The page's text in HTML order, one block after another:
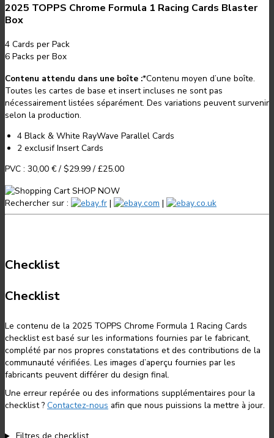
2025 TOPPS Chrome Formula 1 Racing Cards Blaster
Box
4 Cards per Pack
6 Packs per Box
Contenu attendu dans une boîte :*Contenu moyen d’une boîte.
Toutes les cartes de base et insert incluses ne sont pas
nécessairement listées séparément. Des variations peuvent survenir
selon la production.
4 Black & White RayWave Parallel Cards
2 exclusif Insert Cards
PVC : 30,00 €/ $29.99 / £25.00
SHOP NOW
Rechercher sur :
.fr | .com | .co.uk
Checklist
Checklist
Le contenu de la 2025 TOPPS Chrome Formula 1 Racing Cards
checklist est basé sur les informations fournies par le fabricant,
complété par nos propres constatations et des contributions de la
communauté vérifiées. Les images d’aperçu fournies par les
fabricants peuvent différer du design final.
Une erreur repérée ou des informations supplémentaires pour la
checklist ? Contactez-nous afin que nous puissions la mettre à jour.